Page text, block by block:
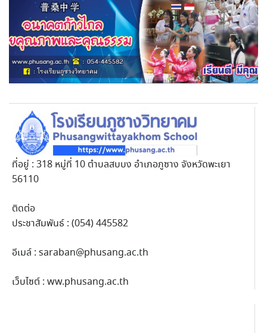
ที่อยู่ : 318 หมู่ที่ 10 ตำบลสบบง อำเภอภูซาง จังหวัดพะเยา
56110
ติดต่อ
ประชาสัมพันธ์ : (054) 445582
อีเมล์ : saraban@phusang.ac.th
เว็บไซต์ : ww.phusang.ac.th